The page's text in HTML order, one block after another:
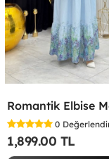
0
1,899.00 TL